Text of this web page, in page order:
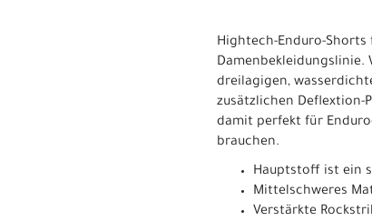
Hightech-Enduro-
dreilagigen,
zusätzlichen Deflextion-
damit perfekt für
brauchen.
Hauptstoff ist ein
Mittelschweres
Verstärkte